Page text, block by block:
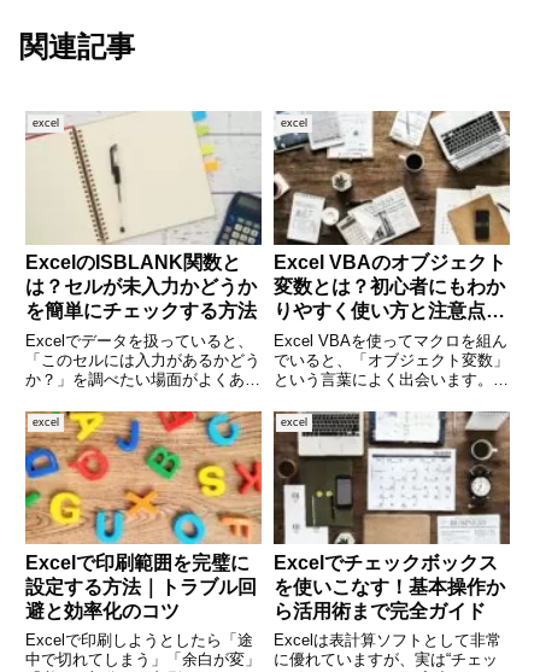
関連記事
excel
ExcelのISBLANK関数と
は？セルが未入力かどうか
を簡単にチェックする方法
Excelでデータを扱っていると、
「このセルには入力があるかどう
か？」を調べたい場面がよくあり
回答者を見つけたり、請求金額が
未入力の取引だけを抽出したりと
いった場面です。そんなときに便
利なのが、ISBLANK関
excel
Excel VBAのオブジェクト
変数とは？初心者にもわか
りやすく使い方と注意点を
解説
Excel VBAを使ってマクロを組ん
でいると、「オブジェクト変数」
という言葉によく出会います。で
ブジェクトで、変数とは何が違う
の？」といった疑問が出てくるこ
とも多いはずです。本記事では、
VBAにおけるオブジェ
excel
Excelで印刷範囲を完璧に
設定する方法｜トラブル回
避と効率化のコツ
Excelで印刷しようとしたら「途
中で切れてしまう」「余白が変」
excel
Excelでチェックボックス
を使いこなす！基本操作か
ら活用術まで完全ガイド
Excelは表計算ソフトとして非常
に優れていますが、実は“チェッ